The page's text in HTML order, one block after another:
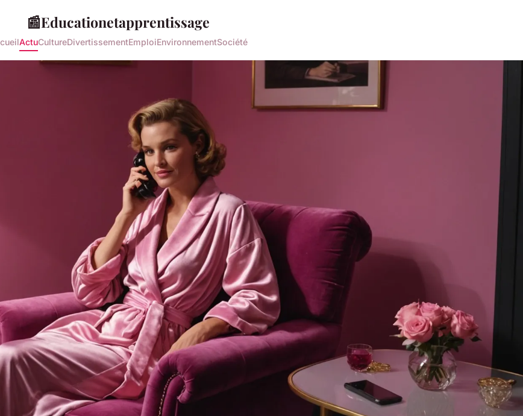
📰Educationetapprentissage
ActuCultureDivertissementEmploiEnvironnementSociété